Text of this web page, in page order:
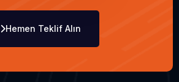
Hemen Teklif Alın